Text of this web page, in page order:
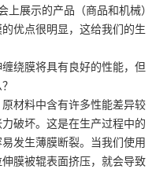
展示的产品（商品和机械）
优点很明显，这给我们的生
绕膜将具有良好的性能，但
材料中含有许多性能差异较
破坏。这是在生产过程中的
发生薄膜断裂。当我们使用
膜被辊表面挤压，就会导致